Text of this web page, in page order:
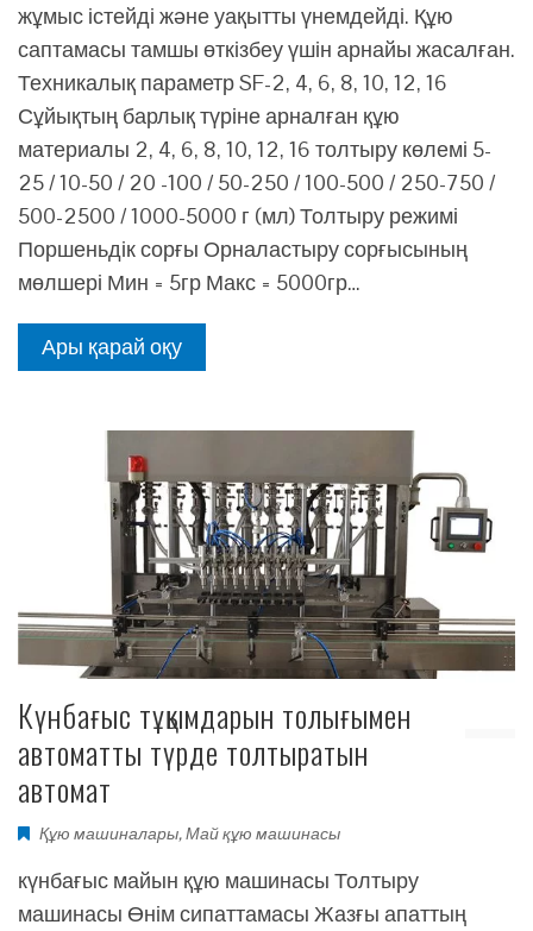
жұмыс істейді және уақытты үнемдейді. Құю
саптамасы тамшы өткізбеу үшін арнайы жасалған.
Техникалық параметр SF-2, 4, 6, 8, 10, 12, 16
Сұйықтың барлық түріне арналған құю
материалы 2, 4, 6, 8, 10, 12, 16 толтыру көлемі 5-
25 / 10-50 / 20 -100 / 50-250 / 100-500 / 250-750 /
500-2500 / 1000-5000 г (мл) Толтыру режимі
Поршеньдік сорғы Орналастыру сорғысының
мөлшері Мин = 5гр Макс = 5000гр…
Ары қарай оқу
Күнбағыс тұқымдарын толығымен
автоматты түрде толтыратын
автомат
Құю машиналары,Май құю машинасы
күнбағыс майын құю машинасы Толтыру
машинасы Өнім сипаттамасы Жазғы апаттың